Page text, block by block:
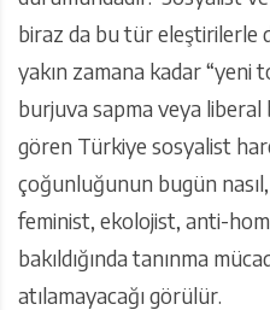
biraz da bu tür eleştirilerle
yakın zamana kadar
burjuva sapma veya
gören Türkiye sosyalist
çoğunluğunun bugün
feminist, ekolojist, anti-
bakıldığında tanınma
atılamayacağı görülür.